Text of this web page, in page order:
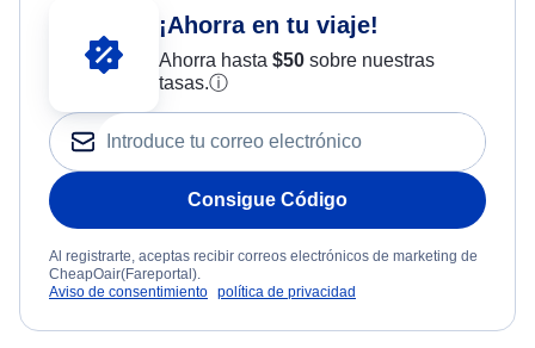
¡Ahorra en tu viaje!
Ahorra hasta $50sobre nuestras
tasas.ⓘ
Consigue Código
Al registrarte, aceptas recibir correos electrónicos de marketing de
CheapOair(Fareportal).
Aviso de consentimiento política de privacidad